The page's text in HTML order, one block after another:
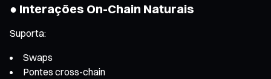
● Interações On-Chain Naturais
Suporta:
Swaps
Pontes cross-chain